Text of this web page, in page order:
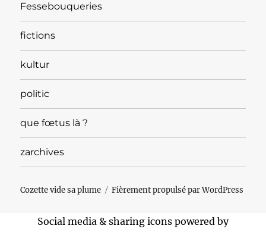
Fessebouqueries
fictions
kultur
politic
que fœtus là ?
zarchives
Cozette vide sa plume Fièrement propulsé par WordPress
Social media & sharing icons powered by